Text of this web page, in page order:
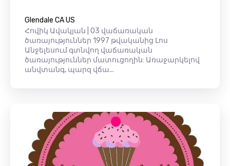
Glendale CA US
Հովիկ Ավակյան | O3 վաճառական
ծառայություններ 1997 թվականից Լոս
Անջելեսում գտնվող վաճառական
ծառայություններ մատուցողին: Առաջարկելով
անվտանգ, պարզ վճա...